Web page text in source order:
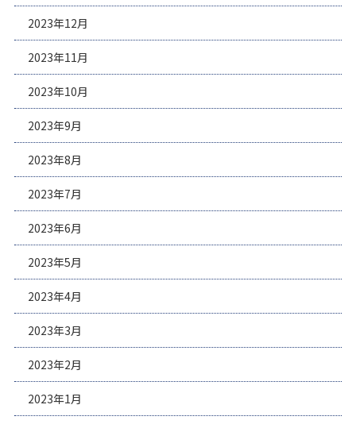
2023年12月
2023年11月
2023年10月
2023年9月
2023年8月
2023年7月
2023年6月
2023年5月
2023年4月
2023年3月
2023年2月
2023年1月